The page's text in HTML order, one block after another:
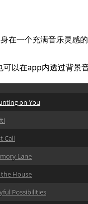
在一个充满音乐灵感
以在app内透过背景音
on You
Call
Lane
House
Possibilities